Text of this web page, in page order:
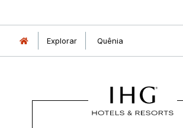
Explorar Quênia